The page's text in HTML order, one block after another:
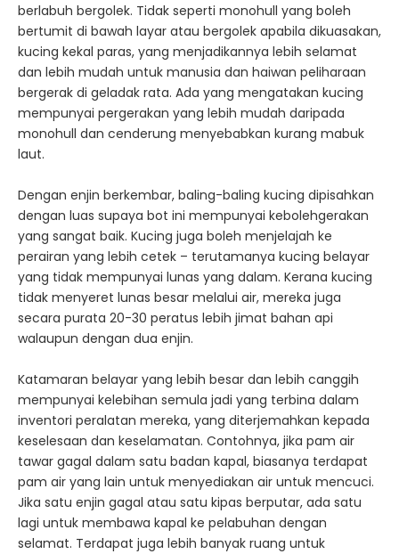
berlabuh bergolek. Tidak seperti monohull yang boleh
bertumit di bawah layar atau bergolek apabila dikuasakan,
kucing kekal paras, yang menjadikannya lebih selamat
dan lebih mudah untuk manusia dan haiwan peliharaan
bergerak di geladak rata. Ada yang mengatakan kucing
mempunyai pergerakan yang lebih mudah daripada
monohull dan cenderung menyebabkan kurang mabuk
laut.
Dengan enjin berkembar, baling-baling kucing dipisahkan
dengan luas supaya bot ini mempunyai kebolehgerakan
yang sangat baik. Kucing juga boleh menjelajah ke
perairan yang lebih cetek – terutamanya kucing belayar
yang tidak mempunyai lunas yang dalam. Kerana kucing
tidak menyeret lunas besar melalui air, mereka juga
secara purata 20-30 peratus lebih jimat bahan api
walaupun dengan dua enjin.
Katamaran belayar yang lebih besar dan lebih canggih
mempunyai kelebihan semula jadi yang terbina dalam
inventori peralatan mereka, yang diterjemahkan kepada
keselesaan dan keselamatan. Contohnya, jika pam air
tawar gagal dalam satu badan kapal, biasanya terdapat
pam air yang lain untuk menyediakan air untuk mencuci.
Jika satu enjin gagal atau satu kipas berputar, ada satu
lagi untuk membawa kapal ke pelabuhan dengan
selamat. Terdapat juga lebih banyak ruang untuk